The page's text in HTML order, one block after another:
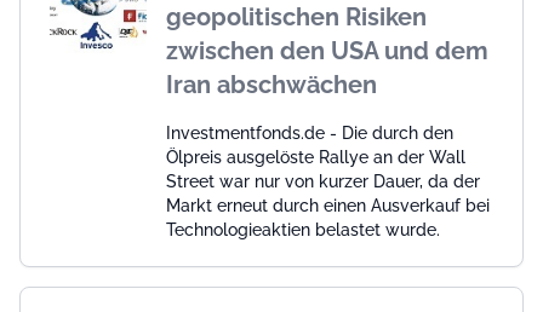
geopolitischen Risiken
zwischen den USA und dem
Iran abschwächen
Investmentfonds.de - Die durch den
Ölpreis ausgelöste Rallye an der Wall
Street war nur von kurzer Dauer, da der
Markt erneut durch einen Ausverkauf bei
Technologieaktien belastet wurde.